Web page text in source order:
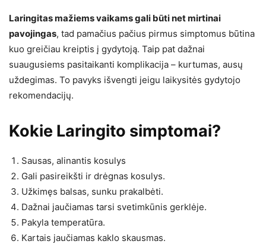
Laringitas mažiems vaikams gali būti net mirtinai
pavojingas, tad pamačius pačius pirmus simptomus būtina
kuo greičiau kreiptis į gydytoją. Taip pat dažnai
suaugusiems pasitaikanti komplikacija – kurtumas, ausų
uždegimas. To pavyks išvengti jeigu laikysitės gydytojo
rekomendacijų.
Kokie Laringito simptomai?
Sausas, alinantis kosulys
Gali pasireikšti ir drėgnas kosulys.
Užkimęs balsas, sunku prakalbėti.
Dažnai jaučiamas tarsi svetimkūnis gerklėje.
Pakyla temperatūra.
Kartais jaučiamas kaklo skausmas.